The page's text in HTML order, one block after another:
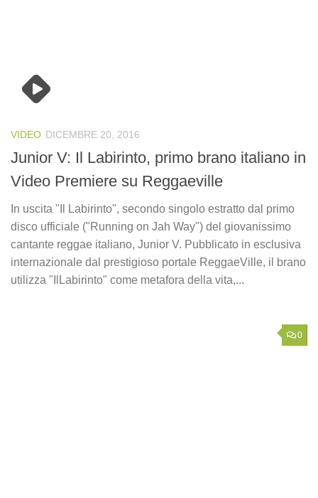
VIDEO DICEMBRE 20, 2016
Junior V: Il Labirinto, primo brano italiano in
Video Premiere su Reggaeville
In uscita "Il Labirinto", secondo singolo estratto dal primo
disco ufficiale ("Running on Jah Way") del giovanissimo
cantante reggae italiano, Junior V. Pubblicato in esclusiva
internazionale dal prestigioso portale ReggaeVille, il brano
utilizza "IlLabirinto" come metafora della vita,...
0